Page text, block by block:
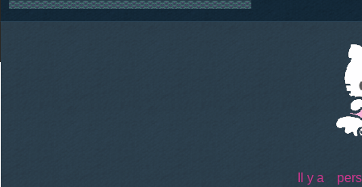
Il y a